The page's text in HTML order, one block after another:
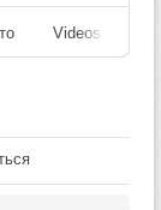
Videos